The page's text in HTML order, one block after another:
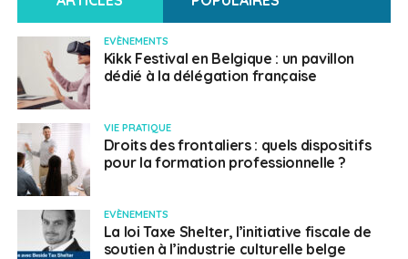
EVÈNEMENTS
Kikk Festival en Belgique : un pavillon
dédié à la délégation française
VIE PRATIQUE
Droits des frontaliers : quels dispositifs
pour la formation professionnelle ?
EVÈNEMENTS
La loi Taxe Shelter, l’initiative fiscale de
soutien à l’industrie culturelle belge